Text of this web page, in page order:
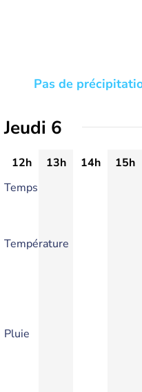
Pas de
Jeudi 6
12h 13h 14h 15h
Temps
Température
Pluie